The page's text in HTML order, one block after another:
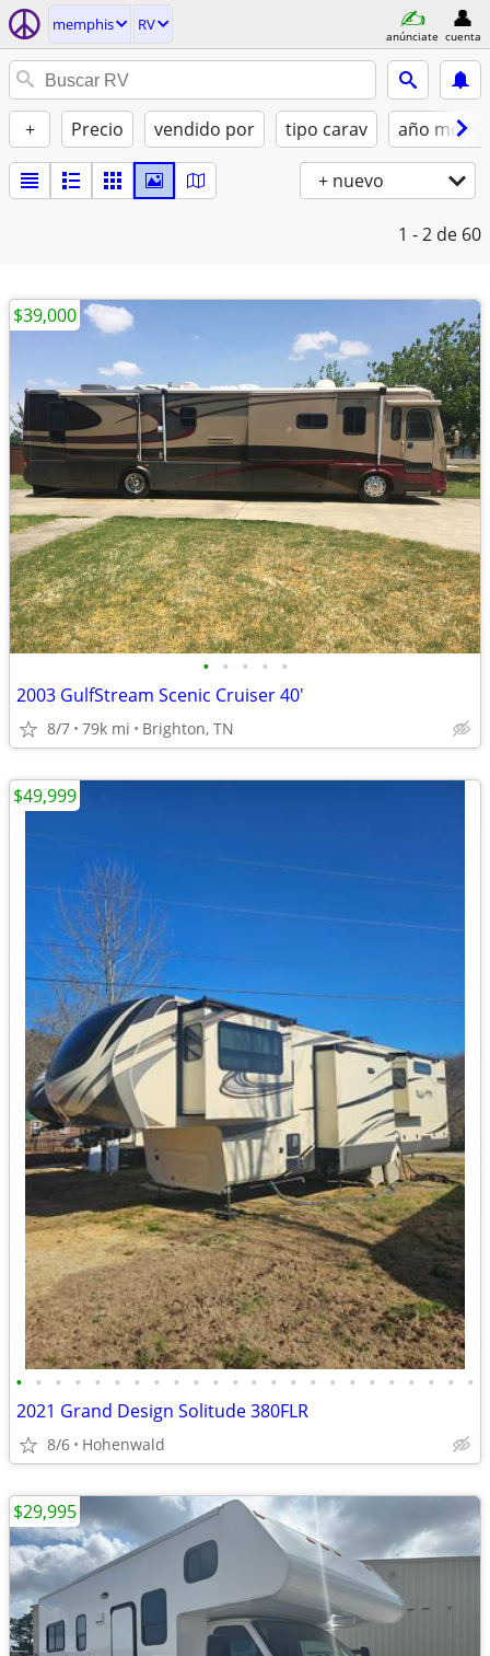
memphis RV
anúnciate cuenta
+ Precio vendido por tipo carav año
+ nuevo
1 - 2 de 60
• • • • •
2003 GulfStream Scenic Cruiser 40'
8/7 79k mi Brighton, TN
$39,000
• • • • • • • • • • • • • • • • • • • • • • • •
2021 Grand Design Solitude 380FLR
8/6 Hohenwald
$49,999
$29,995